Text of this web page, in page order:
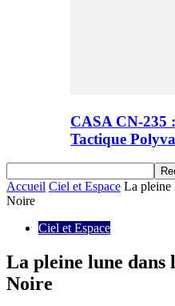
CASA CN-235
Tactique
Accueil Ciel et Espace La pleine
Noire
Ciel et Espace
La pleine lune dans
Noire